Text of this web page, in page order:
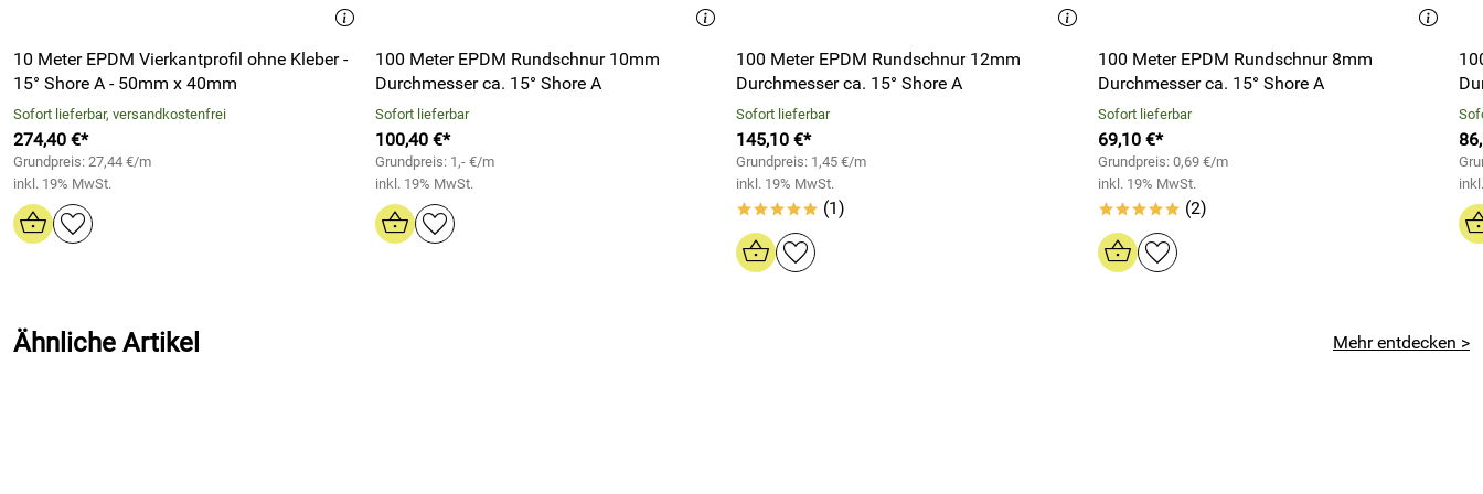
Kaufdatum: 08.06.2026
Bewertungsdatum: 18.06.2026
Volkmar
Verifizierte Bewertung
Sehr kompetente Beratung und schnelle Lieferung! Der Kleber hat das Moosgummi sehr gut verklebt, gutes Produkt.
Bin mehr als zufrieden!
Kaufdatum: 02.04.2026
Bewertungsdatum: 13.04.2026
Alles bestens !
Kaufdatum: 23.03.2026
10 Meter EPDM Vierkantprofil ohne Kleber -
15° Shore A - 50mm x 40mm
Sofort lieferbar, versandkostenfrei
274,40 €*
Grundpreis: 27,44 €/m
inkl. 19% MwSt.
100 Meter EPDM Rundschnur 10mm
Durchmesser ca. 15° Shore A
Sofort lieferbar
100,40 €*
Grundpreis: 1,- €/m
inkl. 19% MwSt.
100 Meter EPDM Rundschnur 12mm
Durchmesser ca. 15° Shore A
Sofort lieferbar
145,10 €*
Grundpreis: 1,45 €/m
inkl. 19% MwSt.
***** (1)
100 Meter EPDM Rundschnur 8mm
Durchmesser ca. 15° Shore A
Sofort lieferbar
69,10 €*
Grundpreis: 0,69 €/m
inkl. 19% MwSt.
***** (2)
Ähnliche Artikel Mehr entdecken >